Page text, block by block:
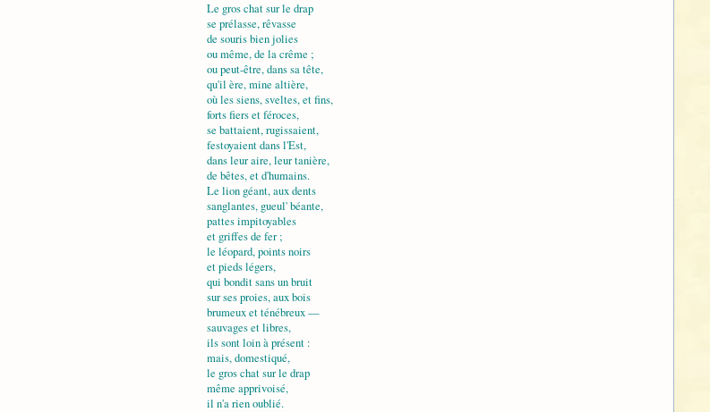
Le gros chat sur le drap
se prélasse, rêvasse
de souris bien jolies
ou même, de la crême ;
ou peut-être, dans sa tête,
qu'il ère, mine altière,
où les siens, sveltes, et fins,
forts fiers et féroces,
se battaient, rugissaient,
festoyaient dans l'Est,
dans leur aire, leur tanière,
de bêtes, et d'humains.
Le lion géant, aux dents
sanglantes, gueul' béante,
pattes impitoyables
et griffes de fer ;
le léopard, points noirs
et pieds légers,
qui bondit sans un bruit
sur ses proies, aux bois
brumeux et ténébreux —
sauvages et libres,
ils sont loin à présent :
mais, domestiqué,
le gros chat sur le drap
même apprivoisé,
il n'a rien oublié.